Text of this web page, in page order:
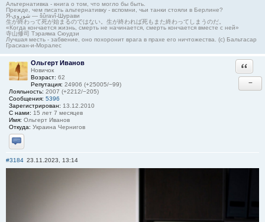
Альтернативка - книга о том, что могло бы быть.
Прежде, чем писать альтернативку - вспомни, чьи танки стояли в Берлине?
Я-شوروی — šûravî-Шурави
生が終わって死が始まるのではない。生が終われば死もまた終わってしまうのだ。
«Когда кончается жизнь, смерть не начинается, смерть кончается вместе с ней»
寺山修司 Тэраяма Сюудзи
Лучшая месть - забвение, оно похоронит врага в прахе его ничтожества. (с) Бальтасар
Грасиан-и-Моралес
Ольгерт Иванов
Новичок
Возраст: 62
Репутация: 24906 (+25005/−99)
Лояльность: 2007 (+2212/−205)
Сообщения: 5396
Зарегистрирован: 13.12.2010
С нами: 15 лет 7 месяцев
Имя: Ольгерт Иванов
Откуда: Украина Чернигов
Отправить личное сообщение
−
#3184 23.11.2023, 13:14